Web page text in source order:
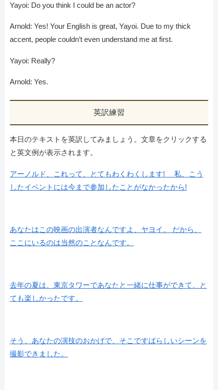
Yayoi: Do you think I could be an actor?
Arnold: Yes! Your English is great, Yayoi. Due to my thick
accent, people couldn’t even understand me at first.
Yayoi: Really?
Arnold: Yes.
英訳練習
本日のテキストを英訳してみましょう。文章をクリックする
と英文例が表示されます。
アーノルド、これって、とてもわくわくします! 私、こう
したイベントには今まで参加したことがなかったから!
あなたはこの映画の出演者なんですよ、ヤヨイ。 だから、
ここにいるのは当然のことなんです。
去年の夏は、東京タワーであなたと一緒に仕事ができて、と
ても楽しかったです。
そう、あなたの演技のおかげで、そこですばらしいシーンを
撮影できました。